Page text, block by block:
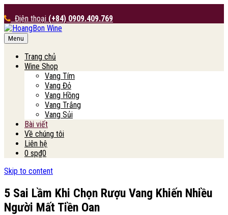
Điện thoại (+84) 0909.409.769
HoangBon Wine
Menu
Trang chủ
Wine Shop
Vang Tím
Vang Đỏ
Vang Hồng
Vang Trắng
Vang Sủi
Bài viết
Về chúng tôi
Liên hệ
0 sp₫0
Skip to content
5 Sai Lầm Khi Chọn Rượu Vang Khiến Nhiều
Người Mất Tiền Oan